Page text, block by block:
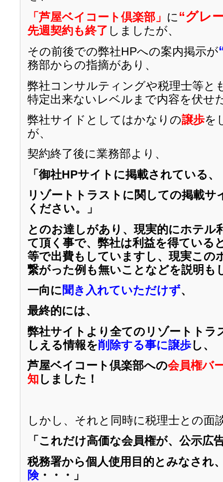
「芦屋ベイコート倶楽部」 に “グレ
先週契約も終了 しましたが、
その前後での弊社HPへの案内掲示が
務部からの指摘があり、
弊社コンサルティングや税理士等と
特定出来ないレベルまで内容を伏せ
弊社サイドとしてはかなりの譲歩を
が、
契約終了後に業務部より、
「御社HPサイトに掲載されている、
リゾートトラストに関しての掲載サ
ください。」
とのお達しがあり、現実的にホテル
て頂く事で、弊社は利益を得ている
等で出費もしていますし、現実この
繋がった例も無いことなどを説明も
一向に 聞き入れていただけず、
最終的には、
弊社サイトより全てのリゾートトラ
しえる情報を削除する事に譲歩 し 、
芦屋ベイコート倶楽部への会員権バ
知 しました！
しかし、それと同時に税理士との面
「これだけ高価な会員権が、公示広
税務署から個人使用目的とみなされ
険・・・」